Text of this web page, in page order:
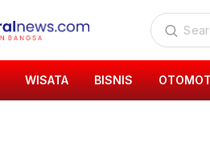
WISATA BISNIS